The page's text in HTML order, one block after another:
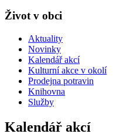
Život v obci
Aktuality
Novinky
Kalendář akcí
Kulturní akce v okolí
Prodejna potravin
Knihovna
Služby
Kalendář akcí